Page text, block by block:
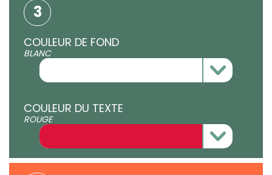
3
COULEUR DE FOND
BLANC
COULEUR DU TEXTE
ROUGE